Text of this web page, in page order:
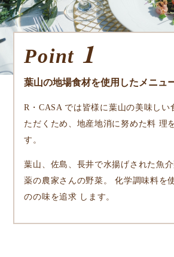
Point 1
葉山の地場食材を使用したメニュ
R・CASA では皆様に葉山の美味しい
ただくため、地産地消に努めた料 理
す。
葉山、佐島、⻑井で水揚げされた魚
薬の農家さんの野菜。 化学調味料を
のの味を追求 します。